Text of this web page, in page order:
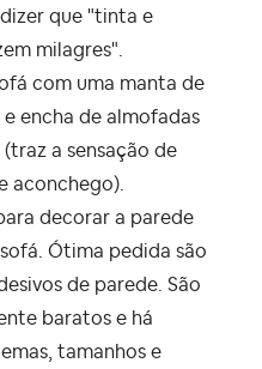
que "tinta e
milagres".
com uma manta de
encha de almofadas
a sensação de
aconchego).
decorar a parede
Ótima pedida são
de parede. São
baratos e há
tamanhos e